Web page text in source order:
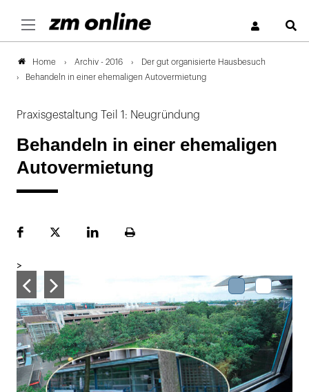
Home Archiv - 2016
Der gut organisierte Hausbesuch
Behandeln in einer ehemaligen Autovermietung
Praxisgestaltung Teil 1: Neugründung
Behandeln in einer ehemaligen
Autovermietung
FacebookPlattformLinekdInSeite
>